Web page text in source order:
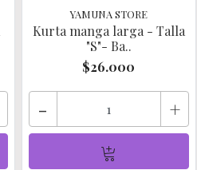
YAMUNA STORE
Kurta manga larga - Talla
"S"- Ba..
$26.000
- +